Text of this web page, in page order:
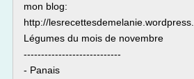
mon blog:
http://
Légumes du mois de novembre
----------------------------
- Panais